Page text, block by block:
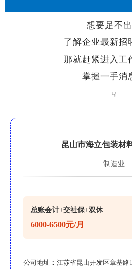
想要足不
了解企业最新招
那就赶紧进入工
掌握一手消
☟
昆山市海立包装材
制造业
总账会计+交社保+双休
6000-6500元/月
公司地址： 江苏省昆山开发区章基路